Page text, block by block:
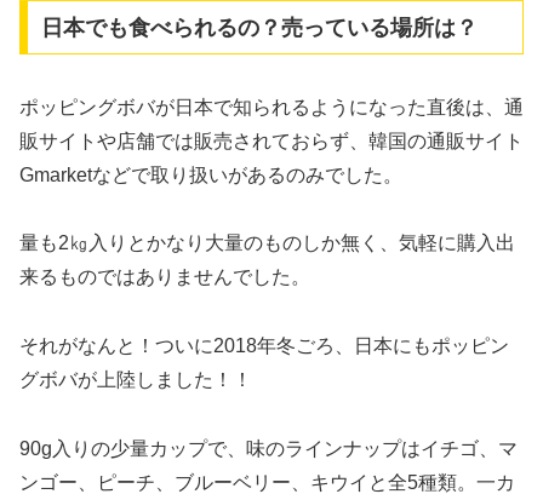
日本でも食べられるの？売っている場所は？
ポッピングボバが日本で知られるようになった直後は、通
販サイトや店舗では販売されておらず、韓国の通販サイト
Gmarketなどで取り扱いがあるのみでした。
量も2㎏入りとかなり大量のものしか無く、気軽に購入出
来るものではありませんでした。
それがなんと！ついに2018年冬ごろ、日本にもポッピン
グボバが上陸しました！！
90g入りの少量カップで、味のラインナップはイチゴ、マ
ンゴー、ピーチ、ブルーベリー、キウイと全5種類。一カ